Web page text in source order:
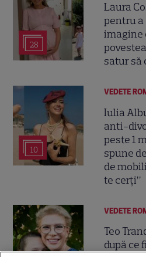
28
Laura
pentru a
imagine
satur să
10
VEDETE
Iulia
anti-
peste 1
spune
de
te cerți”
VEDETE
Teo
după ce